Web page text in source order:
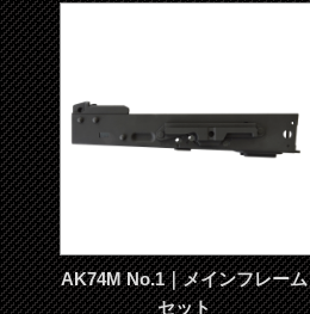
AK74M No.1｜メインフレーム
セット